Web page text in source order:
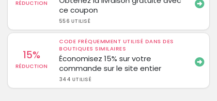
RÉDUCTION
ce coupon
556 UTILISÉ
15%
RÉDUCTION
CODE FRÉQUEMMENT UTILISÉ DANS DES
BOUTIQUES SIMILAIRES
Économisez 15% sur votre
commande sur le site entier
344 UTILISÉ